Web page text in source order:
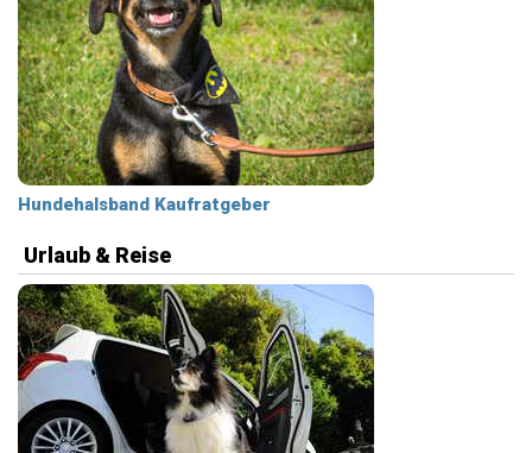
Hundehalsband Kaufratgeber
Urlaub & Reise